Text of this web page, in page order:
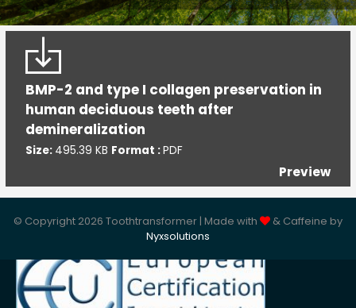
BMP-2 and type I collagen preservation in
human deciduous teeth after
demineralization
Size: 495.39 KB Format :PDF
Preview
TT Fairy
Informative
Cookie Policy
Privacy Policy
Politica della Qualità
ISO 9001:2015
© Copyright 2026 Toothtransformer | Made with
& Caffeine by
Nyxsolutions